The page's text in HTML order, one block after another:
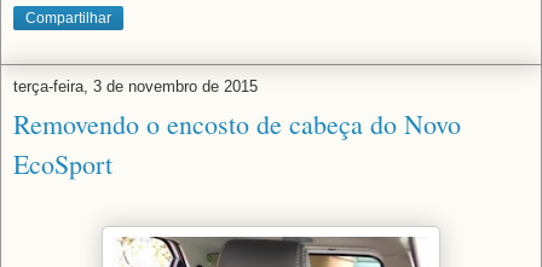
Compartilhar
terça-feira, 3 de novembro de 2015
Removendo o encosto de cabeça do Novo
EcoSport